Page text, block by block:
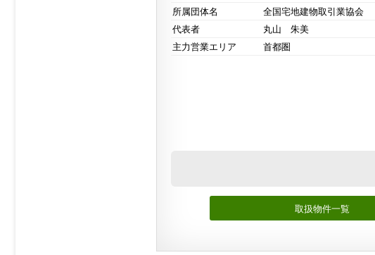
所属団体名
全国宅地建物取引業協会
代表者
丸山 朱美
主力営業エリア
首都圏
取扱物件一覧